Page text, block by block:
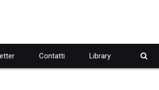
Contatti Library